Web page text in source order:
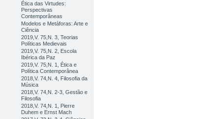
Ética das Virtudes:
Perspectivas
Contemporâneas
Modelos e Metáforas: Arte e
Ciência
2019,V. 75,N. 3, Teorias
Políticas Medievais
2019,V. 75,N. 2, Escola
Ibérica da Paz
2019,V. 75,N. 1, Ética e
Política Contemporânea
2018,V. 74,N. 4, Filosofia da
Música
2018,V. 74,N. 2-3, Gestão e
Filosofia
2018,V. 74,N. 1, Pierre
Duhem e Ernst Mach